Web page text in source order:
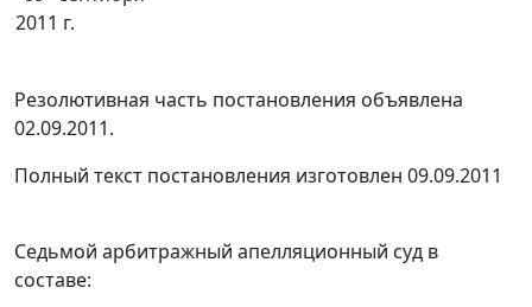
2011 г.
Резолютивная часть постановления объявлена
02.09.2011.
Полный текст постановления изготовлен 09.09.2011
Седьмой арбитражный апелляционный суд в
составе: